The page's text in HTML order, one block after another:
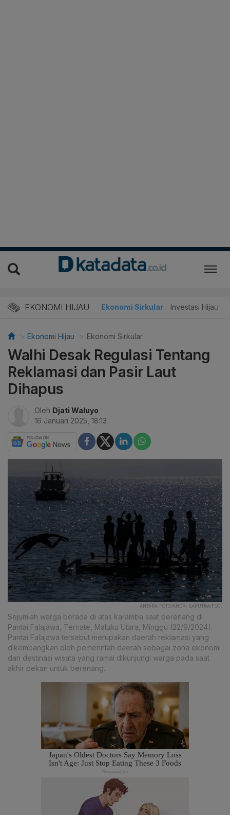
EKONOMI HIJAU
Energi Baru Ekonomi Sirkular Investasi Hijau
Ekonomi Hijau Ekonomi Sirkular
Walhi Desak Regulasi Tentang
Reklamasi dan Pasir Laut
Dihapus
Oleh Djati Waluyo
16 Januari 2025, 18:13
ANTARA FOTO/ANDRI SAPUTRA/FOC.
Sejumlah warga berada di atas karamba saat berenang di
Pantai Falajawa, Ternate, Maluku Utara, Minggu (22/9/2024).
Pantai Falajawa tersebut merupakan daerah reklamasi yang
dikembangkan oleh pemerintah daerah sebagai zona ekonomi
dan destinasi wisata yang ramai dikunjungi warga pada saat
akhir pekan untuk berenang.